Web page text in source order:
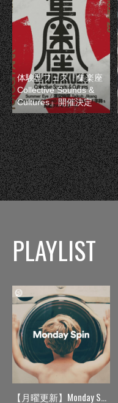
体験型フェス『集楽座
Collective Sounds &
Cultures』開催決定
PLAYLIST
【月曜更新】Monday Spin